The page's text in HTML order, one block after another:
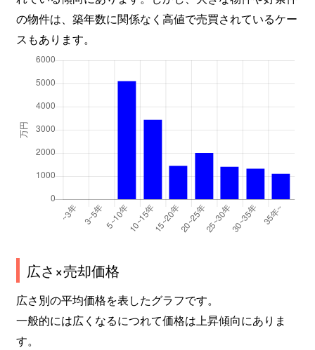
の物件は、築年数に関係なく高値で売買されているケー
スもあります。
広さ×売却価格
広さ別の平均価格を表したグラフです。
一般的には広くなるにつれて価格は上昇傾向にありま
す。